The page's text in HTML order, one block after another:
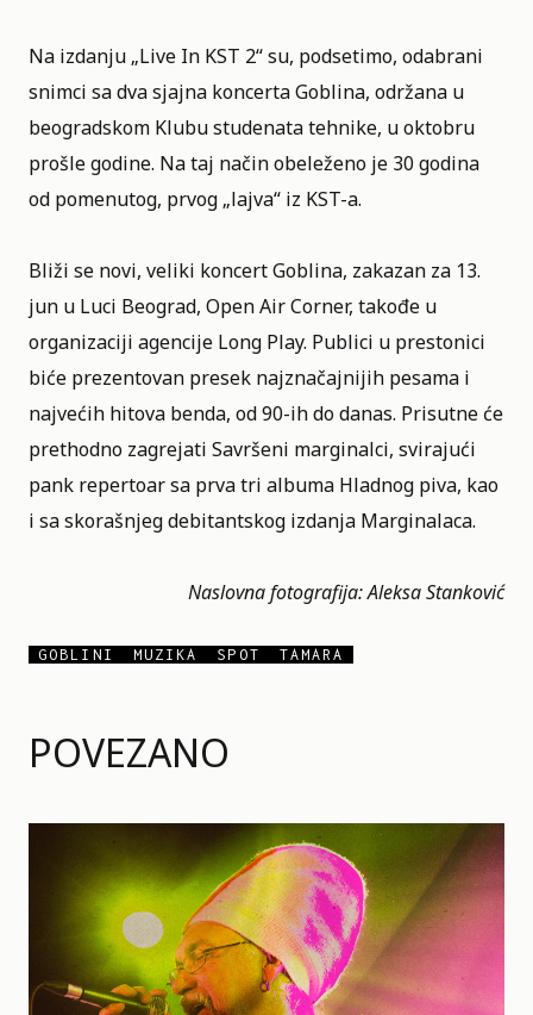
POVEZANO
Na izdanju „Live In KST 2“ su, podsetimo, odabrani
snimci sa dva sjajna koncerta Goblina, održana u
beogradskom Klubu studenata tehnike, u oktobru
prošle godine. Na taj način obeleženo je 30 godina
od pomenutog, prvog „lajva“ iz KST-a.
Bliži se novi, veliki koncert Goblina, zakazan za 13.
jun u Luci Beograd, Open Air Corner, takođe u
organizaciji agencije Long Play. Publici u prestonici
biće prezentovan presek najznačajnijih pesama i
najvećih hitova benda, od 90-ih do danas. Prisutne će
prethodno zagrejati Savršeni marginalci, svirajući
pank repertoar sa prva tri albuma Hladnog piva, kao
i sa skorašnjeg debitantskog izdanja Marginalaca.
Naslovna fotografija: Aleksa Stanković
GOBLINI MUZIKA SPOT TAMARA